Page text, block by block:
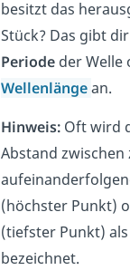
besitzt das
Stück? Das gibt
Periode der Welle
Wellenlängean.
Hinweis: Oft wird
Abstand zwischen
(höchster Punkt)
(tiefster Punkt)
bezeichnet.